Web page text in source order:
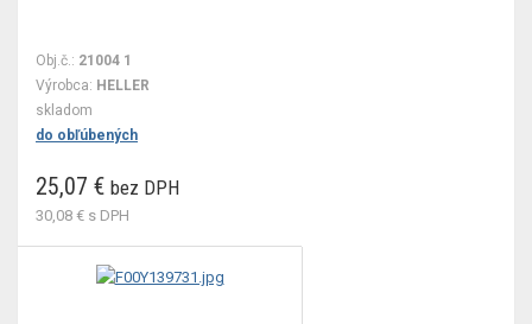
Obj.č.: 21004 1
Výrobca: HELLER
skladom
do obľúbených
25,07 € bez DPH
30,08 € s DPH